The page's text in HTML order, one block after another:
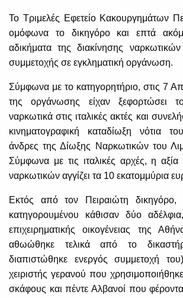
Το Τριμελές Εφετείο Κακουργημάτων
ομόφωνα το δικηγόρο και επτά
αδικήματα της διακίνησης
συμμετοχής σε εγκληματική οργάνωση.
Σύμφωνα με το κατηγορητήριο, στις 7
της οργάνωσης είχαν ξεφορτώσει
ναρκωτικά στις ιταλικές ακτές και
κινηματογραφική καταδίωξη νότια
άνδρες της Δίωξης Ναρκωτικών του
Σύμφωνα με τις ιταλικές αρχές, η
ναρκωτικών αγγίζει τα 10 εκατομμύρια
Εκτός από τον Πειραιώτη
κατηγορουμένου κάθισαν δύο
επιχειρηματικής οικογένειας της
αθωώθηκε τελικά από το
διαπιστώθηκε ενεργός συμμετοχή
χειριστής γερανού που
σκάφους και πέντε Αλβανοί που